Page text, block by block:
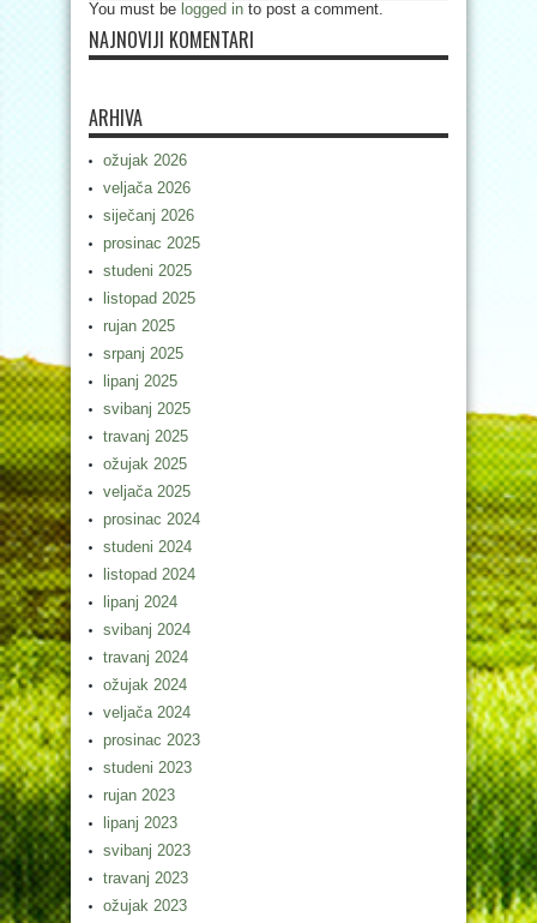
You must be logged in to post a comment.
NAJNOVIJI KOMENTARI
ARHIVA
ožujak 2026
veljača 2026
siječanj 2026
prosinac 2025
studeni 2025
listopad 2025
rujan 2025
srpanj 2025
lipanj 2025
svibanj 2025
travanj 2025
ožujak 2025
veljača 2025
prosinac 2024
studeni 2024
listopad 2024
lipanj 2024
svibanj 2024
travanj 2024
ožujak 2024
veljača 2024
prosinac 2023
studeni 2023
rujan 2023
lipanj 2023
svibanj 2023
travanj 2023
ožujak 2023